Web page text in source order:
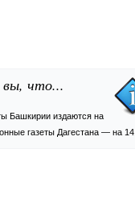
вы, что...
Башкирии издаются на
газеты Дагестана — на 14.